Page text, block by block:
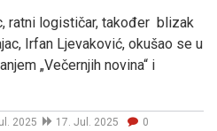
ratni logističar, također blizak
Irfan Ljevaković, okušao se u
„Večernjih novina“ i
2025 17. Jul. 2025 0